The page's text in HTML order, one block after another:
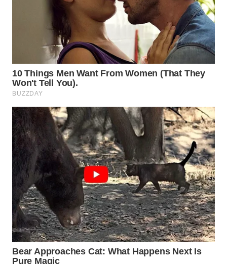
WAHANA
WAHANA
ADVOKAT
WAHANA
INFRASTRUKTUR
WAHANA
KONSUMEN
WAHANA
LISTRIK
WAHANA
TRAVEL